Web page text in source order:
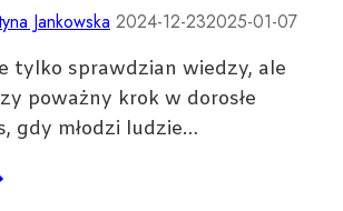
Jankowska 2024-12-232025-01-07
tylko sprawdzian wiedzy, ale
poważny krok w dorosłe
gdy młodzi ludzie…